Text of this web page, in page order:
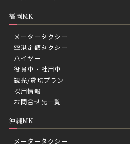
福岡MK
メータータクシー
空港定額タクシー
ハイヤー
役員車・社用車
観光/貸切プラン
採用情報
お問合せ先一覧
沖縄MK
メータータクシー